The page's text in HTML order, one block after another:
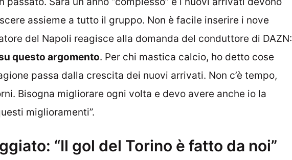
assieme a tutto il gruppo. Non è facile inserire i nove
del Napoli reagisce alla domanda del conduttore di DAZN:
questo argomento. Per chi mastica calcio, ho detto cose
passa dalla crescita dei nuovi arrivati. Non c’è tempo,
Bisogna migliorare ogni volta e devo avere anche io la
miglioramenti”.
“Il gol del Torino è fatto da noi”